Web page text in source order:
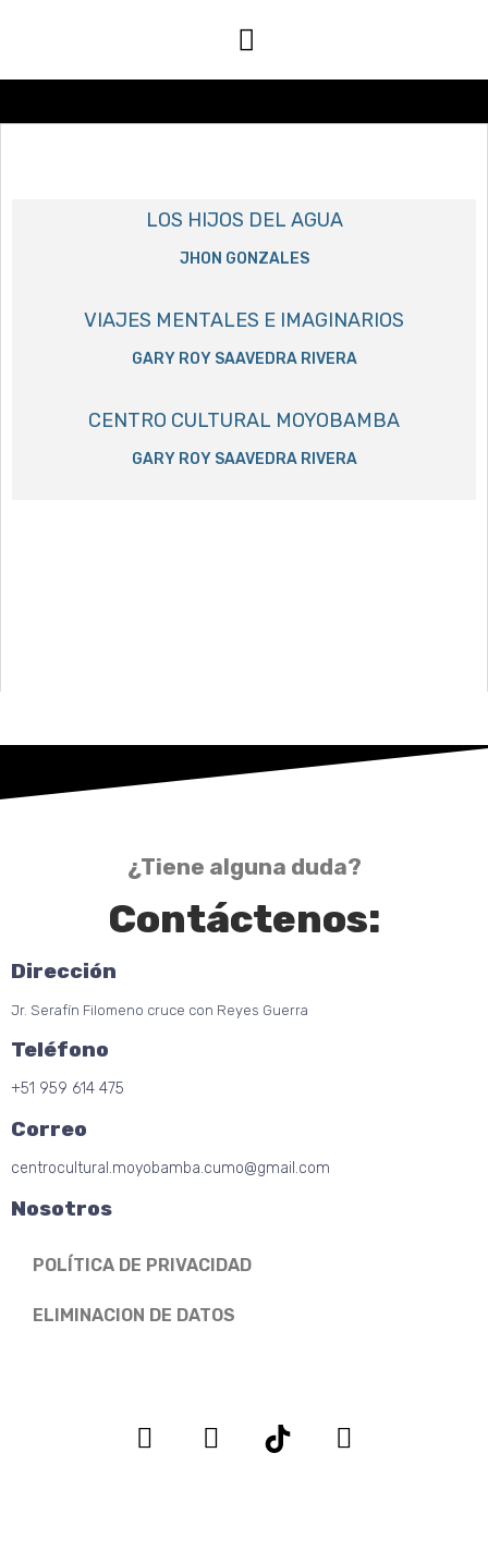
LOS HIJOS DEL AGUA
JHON GONZALES
VIAJES MENTALES E IMAGINARIOS
GARY ROY SAAVEDRA RIVERA
CENTRO CULTURAL MOYOBAMBA
GARY ROY SAAVEDRA RIVERA
¿Tiene alguna duda?
Contáctenos:
Dirección
Jr. Serafín Filomeno cruce con Reyes Guerra
Teléfono
+51 959 614 475
Correo
centrocultural.moyobamba.cumo@gmail.com
Nosotros
POLÍTICA DE PRIVACIDAD
ELIMINACION DE DATOS